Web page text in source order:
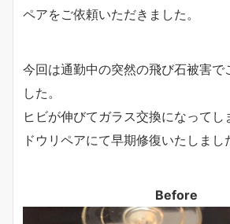
ペアをご依頼いただきました。
今回は通勤中の突然の飛び石被害で
した。
ヒビが伸びてガラス交換になってし
ドウリペアにて早期修復いたしまし
Before